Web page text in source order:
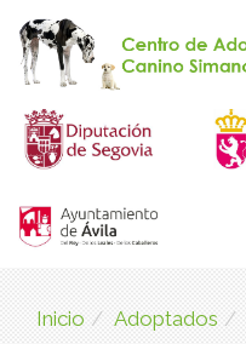
Inicio Adoptados